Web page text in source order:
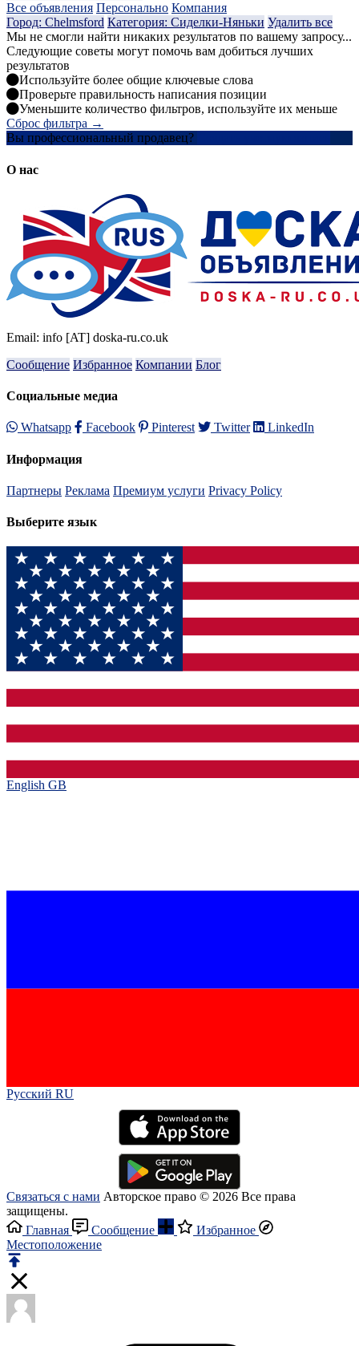
Все объявления Персонально Компания
Город: Chelmsford Категория: Сиделки-Няньки Удалить все
Мы не смогли найти никаких результатов по вашему запросу...
Следующие советы могут помочь вам добиться лучших
результатов
Используйте более общие ключевые слова
Проверьте правильность написания позиции
Уменьшите количество фильтров, используйте их меньше
Сброс фильтра →
Вы профессиональный продавец?
О нас
Email: info [AT] doska-ru.co.uk
Сообщение Избранное Компании Блог
Социальные медиа
Whatsapp Facebook Pinterest Twitter LinkedIn
Информация
Партнеры Реклама Премиум услуги Privacy Policy
Выберите язык
English GB‎
Русский RU‎
Связаться с нами Авторское право © 2026 Все права
защищены.
Главная
Сообщение
Избранное
Местоположение